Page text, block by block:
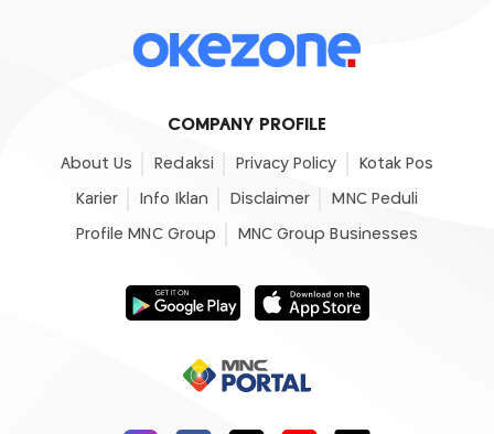
COMPANY PROFILE
About Us Redaksi Privacy Policy Kotak Pos
Karier Info Iklan Disclaimer MNC Peduli
Profile MNC Group MNC Group Businesses